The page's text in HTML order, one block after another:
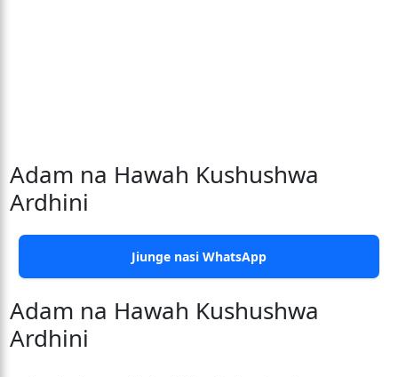
Adam na Hawah Kushushwa
Ardhini
Jiunge nasi WhatsApp
Adam na Hawah Kushushwa
Ardhini